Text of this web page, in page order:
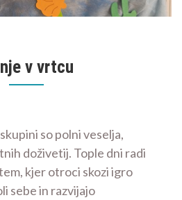
v vrtcu
so polni veselja,
doživetij. Tople dni radi
kjer otroci skozi igro
sebe in razvijajo